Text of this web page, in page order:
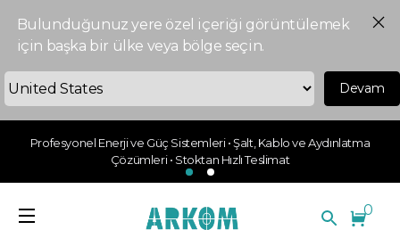
Bulunduğunuz yere özel içeriği görüntülemek
için başka bir ülke veya bölge seçin.
Devam
Profesyonel Enerji ve Güç Sistemleri • Şalt, Kablo ve Aydınlatma
Çözümleri • Stoktan Hızlı Teslimat
0